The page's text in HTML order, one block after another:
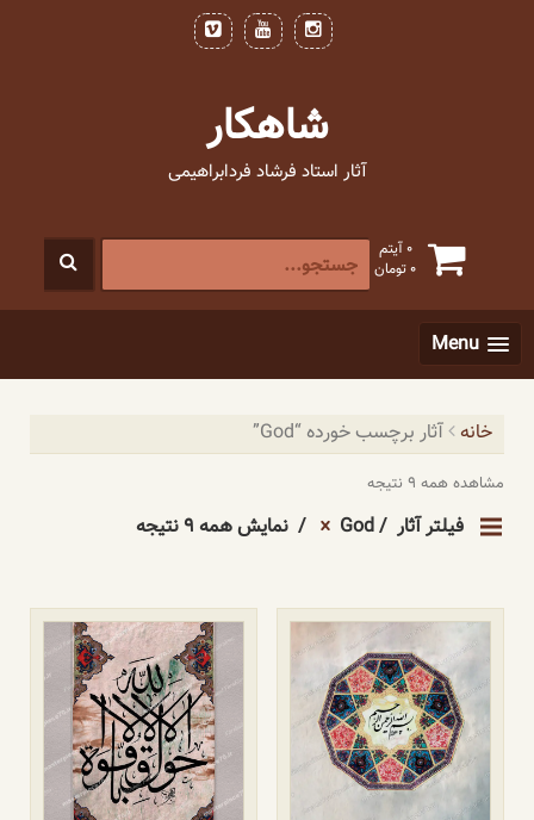
شاهکار
آثار استاد فرشاد فردابراهیمی
0 آیتم
0تومان
جستجو
برای
Menu
خانه آثار برچسب خورده “God”
مشاهده همه ۹ نتیجه
فیلتر آثار God نمایش همه ۹ نتیجه